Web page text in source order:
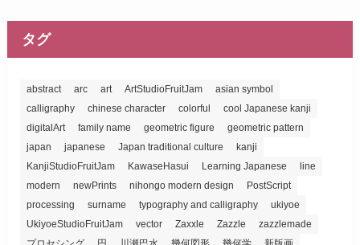
タグ
abstract arc art ArtStudioFruitJam
asian symbol
calligraphy
chinese character colorful
cool Japanese kanji
digitalArt
family name geometric figure
geometric pattern
japan
japanese Japan traditional culture
kanji
KanjiStudioFruitJam
KawaseHasui Learning Japanese
line
modern
newPrints nihongo modern design
PostScript
processing
surname typography and calligraphy
ukiyoe
UkiyoeStudioFruitJam
vector Zaxxle Zazzle
zazzlemade